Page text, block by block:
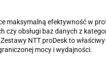
maksymalną efektywność w
obsługi baz danych z
NTT proDesk to
mocy i wydajności.